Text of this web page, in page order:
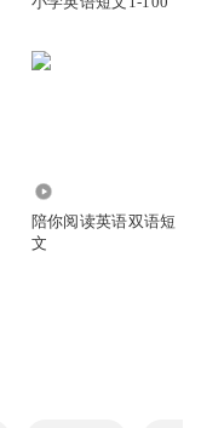
陪你阅读英语双语短
文